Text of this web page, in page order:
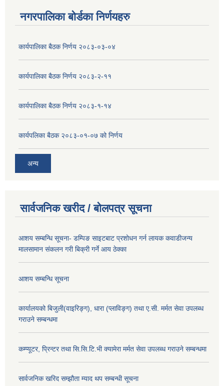
नगरपालिका बोर्डका निर्णयहरु
कार्यपालिका बैठक निर्णय २०८३-०३-०४
कार्यपालिका बैठक निर्णय २०८३-२-११
कार्यपालिका बैठक निर्णय २०८३-१-१४
कार्यपलिका बैठक २०८३-०१-०७ को निर्णय
अन्य
सार्वजनिक खरीद / बोलपत्र सूचना
आशय सम्बन्धि सूचना- डम्पिङ साइटबाट प्रशोधन गर्न लायक कवाडीजन्य
मालसामान संकलन गरी बिक्री गर्ने आय ठेक्का
आशय सम्बन्धि सूचना
कार्यालयको बिजुली(वाइरिङ्ग), धारा (प्लाविङ्ग) तथा ए.सी. मर्मत सेवा उपलब्ध
गराउने सम्बन्धमा
कम्प्यूटर, प्रिन्टर तथा सि.सि.टि.भी क्यामेरा मर्मत सेवा उपलब्ध गराउने सम्बन्धमा
सार्वजनिक खरिद सम्झौता म्याद थप सम्बन्धी सूचना